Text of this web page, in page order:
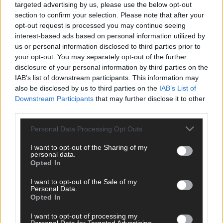
targeted advertising by us, please use the below opt-out
section to confirm your selection. Please note that after your
opt-out request is processed you may continue seeing
interest-based ads based on personal information utilized by
us or personal information disclosed to third parties prior to
your opt-out. You may separately opt-out of the further
disclosure of your personal information by third parties on the
IAB’s list of downstream participants. This information may
also be disclosed by us to third parties on the IAB’s List of
Downstream Participants that may further disclose it to other
Personal Data Processing Opt Outs
I want to opt-out of the Sharing of my
personal data.
Opted In
I want to opt-out of the Sale of my
Personal Data.
Opted In
I want to opt-out of processing my
The Masked Singer: Enthüllung: Diese Moderatorin und
Comedienne gewinnt als Muuhnika
The Masked Singer: Enthüllung: Ein deutscher Sänger